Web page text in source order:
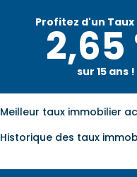
Profitez d'un Taux
2,65
sur 15 ans !
Meilleur taux immobilier
Historique des taux